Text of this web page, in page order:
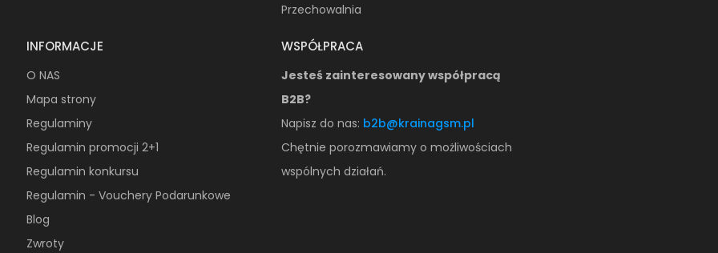
Przechowalnia
INFORMACJE
O NAS
Mapa strony
Regulaminy
Regulamin promocji 2+1
Regulamin konkursu
Regulamin - Vouchery Podarunkowe
Blog
Zwroty
WSPÓŁPRACA
Jesteś zainteresowany współpracą
B2B?
Napisz do nas: b2b@krainagsm.pl
Chętnie porozmawiamy o możliwościach
wspólnych działań.